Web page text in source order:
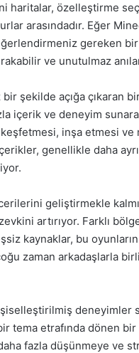
haritalar, özelleştirme
arasındadır. Eğer
gereken
ve unutulmaz
şekilde açığa çıkaran
içerik ve deneyim
inşa etmesi ve
genellikle daha
geliştirmekle
artırıyor. Farklı
kaynaklar, bu
zaman arkadaşlarla
tema etrafında dönen
fazla düşünmeye ve